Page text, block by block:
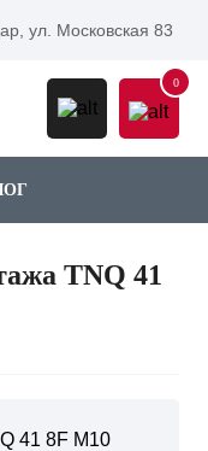
ул. Московская 83
0
TNQ 41